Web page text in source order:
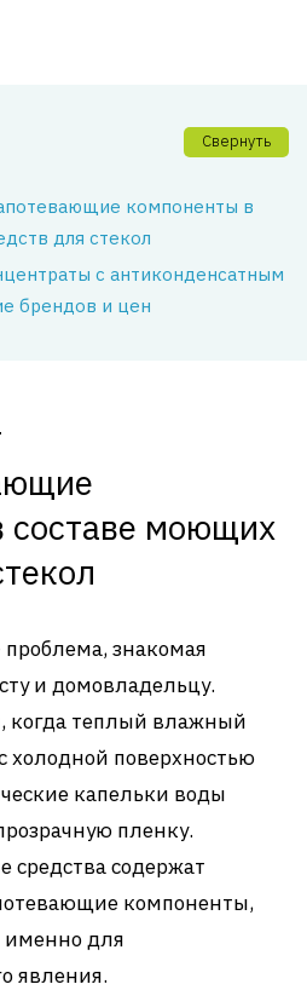
Свернуть
компоненты в
для стекол
с антиконденсатным
брендов и цен
составе моющих
знакомая
и домовладельцу.
когда теплый влажный
холодной поверхностью
капельки воды
пленку.
содержат
компоненты,
именно для
явления.